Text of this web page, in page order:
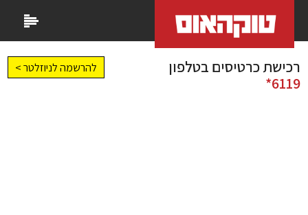
רכישת כרטיסים בטלפון
6119*
להרשמה לניוזלטר >